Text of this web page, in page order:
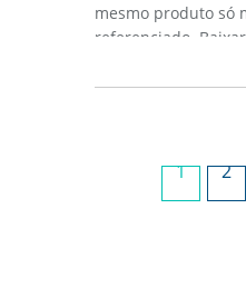
mesmo produto só
referenciado.
1 2